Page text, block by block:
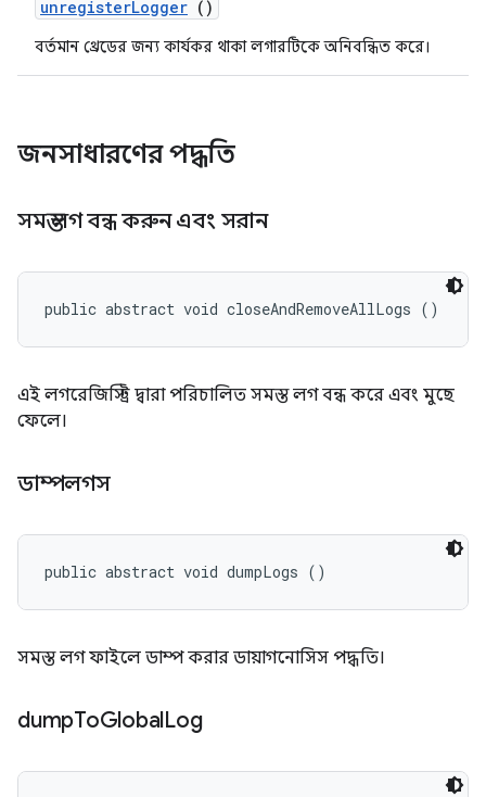
unregisterLogger ()
বর্তমান থ্রেডের জন্য কার্যকর থাকা লগারটিকে অনিবন্ধিত করে।
জনসাধারণের পদ্ধতি
সমস্ত লগ বন্ধ করুন এবং সরান
public abstract void closeAndRemoveAllLogs ()
এই লগরেজিস্ট্রি দ্বারা পরিচালিত সমস্ত লগ বন্ধ করে এবং মুছে
ফেলে।
ডাম্পলগস
public abstract void dumpLogs ()
সমস্ত লগ ফাইলে ডাম্প করার ডায়াগনোসিস পদ্ধতি।
dumpToGlobalLog